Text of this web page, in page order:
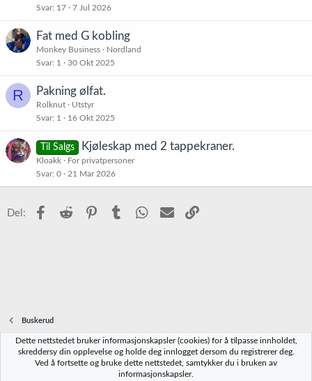
Svar 17 7 Jul 2026
Fat med G kobling
Monkey Business
Nordland
Svar 1 30 Okt 2025
R Pakning ølfat.
Rolknut
Utstyr
Svar 1 16 Okt 2025
Til Salgs Kjøleskap med 2 tappekraner.
Kloakk
For privatpersoner
Svar 0 21 Mar 2026
Del: Facebook
Reddit PinterestTumblr WhatsApp
E-post
Buskerud
Norbrygg-default
Vilkår og regler Personvernregler
Dette nettstedet bruker informasjonskapsler (cookies) for å tilpasse innholdet,
skreddersy din opplevelse og holde deg innlogget dersom du registrerer deg.
Ved å fortsette og bruke dette nettstedet, samtykker du i bruken av
informasjonskapsler.